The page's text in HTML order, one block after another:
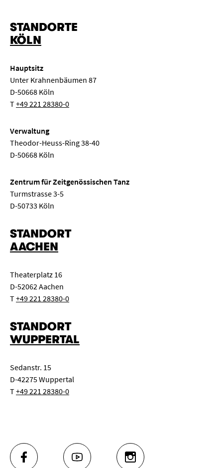
STANDORTE
KÖLN
Hauptsitz
Unter Krahnenbäumen 87
D-50668 Köln
T+49 221 28380-0
Verwaltung
Theodor-Heuss-Ring 38-40
D-50668 Köln
Zentrum für Zeitgenössischen Tanz
Turmstrasse 3-5
D-50733 Köln
STANDORT
AACHEN
Theaterplatz 16
D-52062 Aachen
T+49 221 28380-0
STANDORT
WUPPERTAL
Sedanstr. 15
D-42275 Wuppertal
T+49 221 28380-0
FACEBOOK YOUTUBE INSTAGRAM